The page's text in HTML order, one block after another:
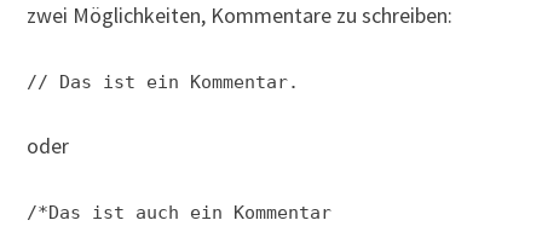
zwei Möglichkeiten, Kommentare zu schreiben:
// Das ist ein Kommentar.
oder
/*Das ist auch ein Kommentar